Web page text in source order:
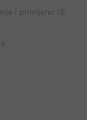
i primljeno 16